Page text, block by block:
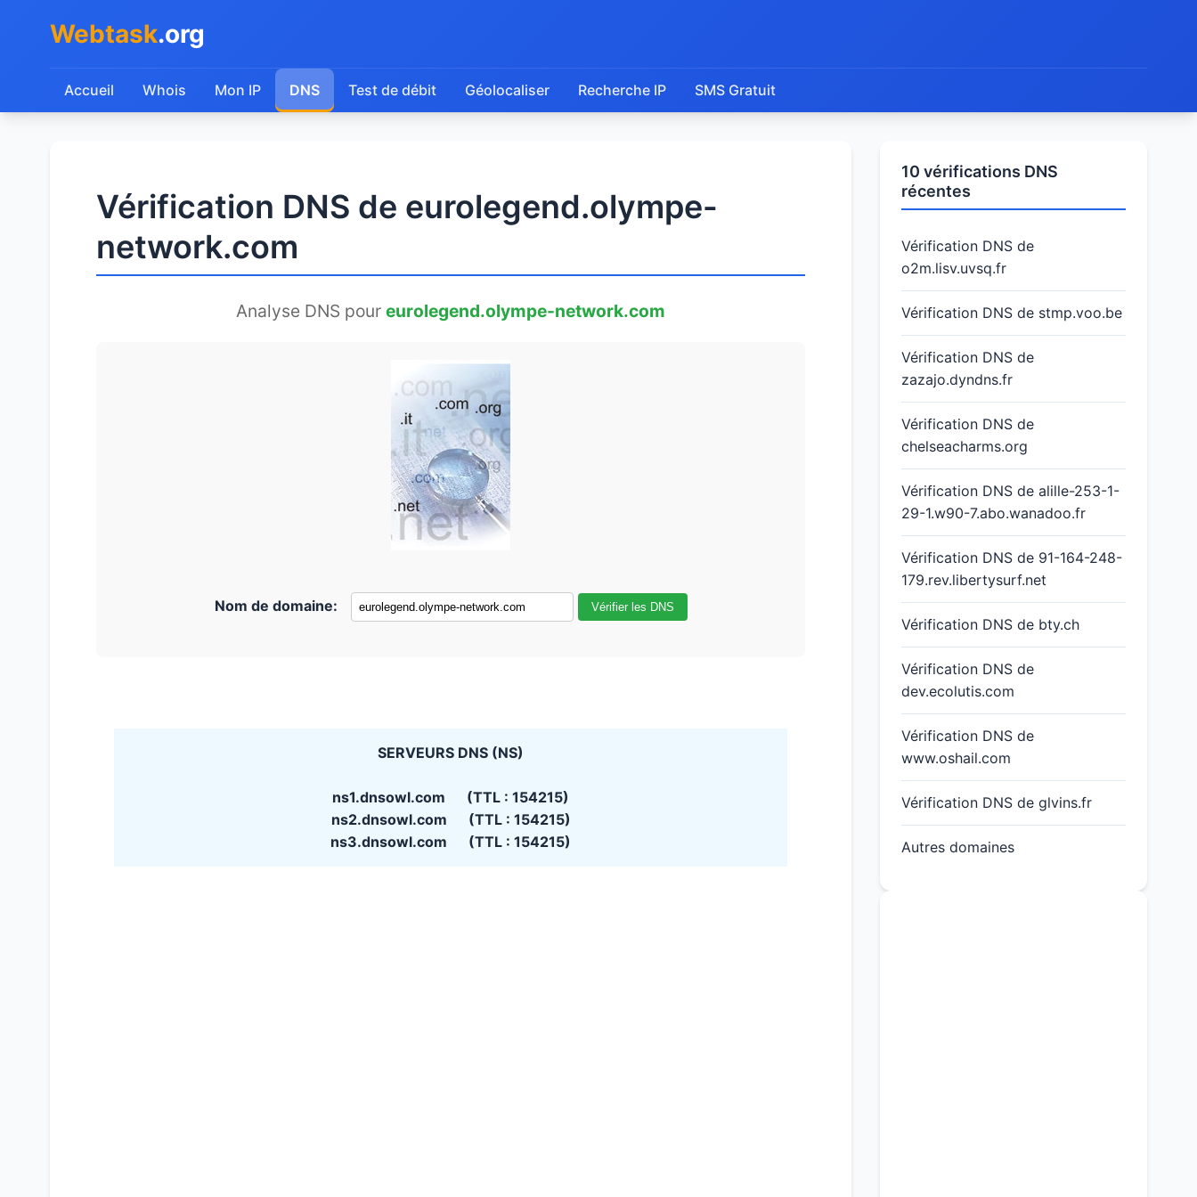
Webtask.org
Accueil Whois Mon IP DNS Test de débit Géolocaliser Recherche IP SMS Gratuit
Vérification DNS de eurolegend.olympe-
network.com
Analyse DNS pour eurolegend.olympe-network.com
Nom de domaine: Vérifier les DNS
SERVEURS DNS (NS)
ns1.dnsowl.com (TTL : 154215)
ns2.dnsowl.com (TTL : 154215)
ns3.dnsowl.com (TTL : 154215)
10 vérifications DNS
récentes
Vérification DNS de
o2m.lisv.uvsq.fr
Vérification DNS de stmp.voo.be
Vérification DNS de
zazajo.dyndns.fr
Vérification DNS de
chelseacharms.org
Vérification DNS de alille-253-1-
29-1.w90-7.abo.wanadoo.fr
Vérification DNS de 91-164-248-
179.rev.libertysurf.net
Vérification DNS de bty.ch
Vérification DNS de
dev.ecolutis.com
Vérification DNS de
www.oshail.com
Vérification DNS de glvins.fr
Autres domaines